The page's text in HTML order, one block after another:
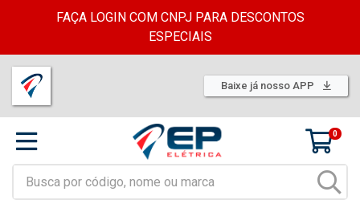
FAÇA LOGIN COM CNPJ PARA DESCONTOS
ESPECIAIS
Baixe já nosso APP
0